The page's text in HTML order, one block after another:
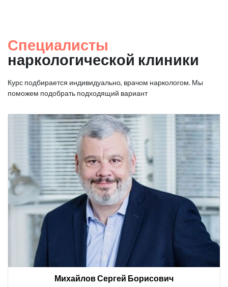
Специалисты
наркологической клиники
Курс подбирается индивидуально, врачом наркологом. Мы
поможем подобрать подходящий вариант
Михайлов Сергей Борисович